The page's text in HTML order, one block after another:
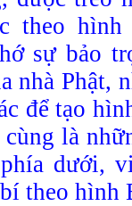
theo hình
sự bảo
nhà Phật,
để tạo
là
dưới,
theo hình